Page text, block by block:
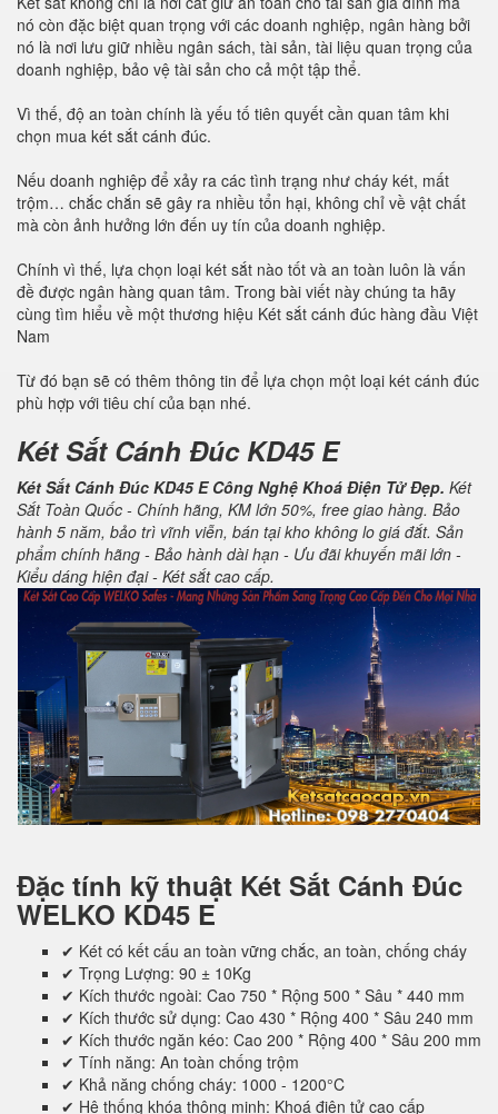
nó còn đặc biệt quan trọng với các doanh nghiệp, ngân hàng bởi
nó là nơi lưu giữ nhiều ngân sách, tài sản, tài liệu quan trọng của
doanh nghiệp, bảo vệ tài sản cho cả một tập thể.
Vì thế, độ an toàn chính là yếu tố tiên quyết cần quan tâm khi
chọn mua két sắt cánh đúc.
Nếu doanh nghiệp để xảy ra các tình trạng như cháy két, mất
trộm… chắc chắn sẽ gây ra nhiều tổn hại, không chỉ về vật chất
mà còn ảnh hưởng lớn đến uy tín của doanh nghiệp.
Chính vì thế, lựa chọn loại két sắt nào tốt và an toàn luôn là vấn
đề được ngân hàng quan tâm. Trong bài viết này chúng ta hãy
cùng tìm hiểu về một thương hiệu Két sắt cánh đúc hàng đầu Việt
Nam
Từ đó bạn sẽ có thêm thông tin để lựa chọn một loại két cánh đúc
phù hợp với tiêu chí của bạn nhé.
Két Sắt Cánh Đúc KD45 E
Két Sắt Cánh Đúc KD45 E Công Nghệ Khoá Điện Tử Đẹp. Két
Sắt Toàn Quốc - Chính hãng, KM lớn 50%, free giao hàng. Bảo
hành 5 năm, bảo trì vĩnh viễn, bán tại kho không lo giá đắt. Sản
phẩm chính hãng - Bảo hành dài hạn - Ưu đãi khuyến mãi lớn -
Kiểu dáng hiện đại - Két sắt cao cấp.
Đặc tính kỹ thuật Két Sắt Cánh Đúc
WELKO KD45 E
✔ Két có kết cấu an toàn vững chắc, an toàn, chống cháy
✔ Trọng Lượng: 90 ± 10Kg
✔ Kích thước ngoài: Cao 750 * Rộng 500 * Sâu * 440 mm
✔ Kích thước sử dụng: Cao 430 * Rộng 400 * Sâu 240 mm
✔ Kích thước ngăn kéo: Cao 200 * Rộng 400 * Sâu 200 mm
✔ Tính năng: An toàn chống trộm
✔ Khả năng chống cháy: 1000 - 1200°C
✔ Hệ thống khóa thông minh: Khoá điện tử cao cấp